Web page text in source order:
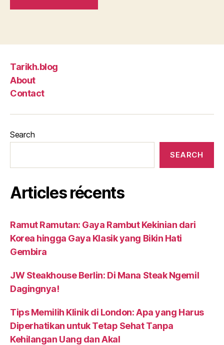
Tarikh.blog
About
Contact
Search
SEARCH
Articles récents
Ramut Ramutan: Gaya Rambut Kekinian dari
Korea hingga Gaya Klasik yang Bikin Hati
Gembira
JW Steakhouse Berlin: Di Mana Steak Ngemil
Dagingnya!
Tips Memilih Klinik di London: Apa yang Harus
Diperhatikan untuk Tetap Sehat Tanpa
Kehilangan Uang dan Akal